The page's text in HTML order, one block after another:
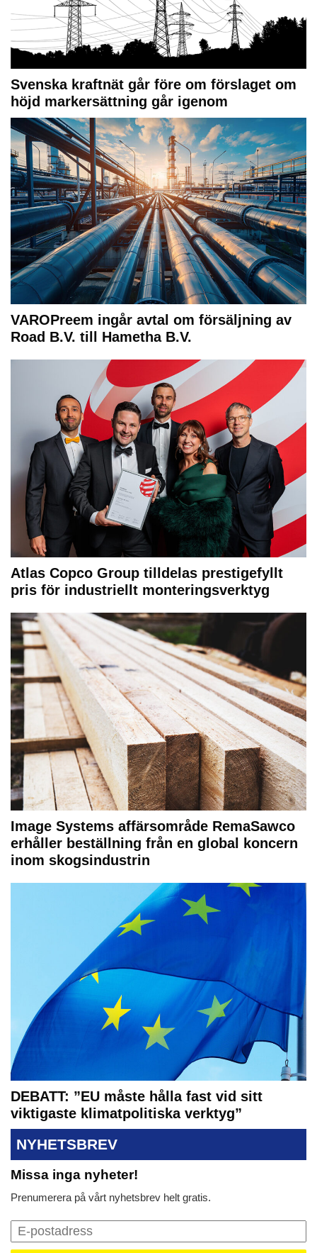
Svenska kraftnät går före om förslaget om
höjd markersättning går igenom
VAROPreem ingår avtal om försäljning av
Road B.V. till Hametha B.V.
Atlas Copco Group tilldelas prestigefyllt
pris för industriellt monteringsverktyg
Image Systems affärsområde RemaSawco
erhåller beställning från en global koncern
inom skogsindustrin
DEBATT: ”EU måste hålla fast vid sitt
viktigaste klimatpolitiska verktyg”
NYHETSBREV
Missa inga nyheter!
Prenumerera på vårt nyhetsbrev helt gratis.